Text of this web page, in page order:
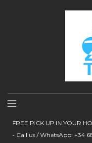
FREE PICK UP IN YOUR
- Call us / WhatsApp: +34